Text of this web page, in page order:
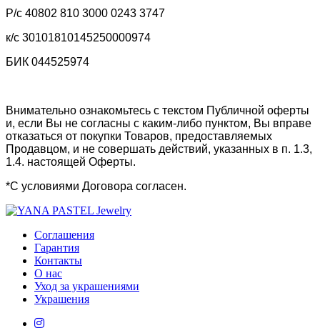
Р/с 40802 810 3000 0243 3747
к/с 30101810145250000974
БИК 044525974
Внимательно ознакомьтесь с текстом Публичной оферты
и, если Вы не согласны с каким-либо пунктом, Вы вправе
отказаться от покупки Товаров, предоставляемых
Продавцом, и не совершать действий, указанных в п. 1.3,
1.4. настоящей Оферты.
*С условиями Договора согласен.
Соглашения
Гарантия
Контакты
О нас
Уход за украшениями
Украшения